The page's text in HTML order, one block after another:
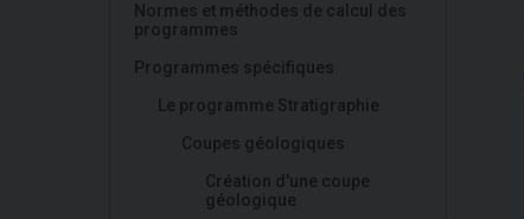
Normes et méthodes de calcul des
programmes
Programmes spécifiques
Le programme Stratigraphie
Coupes géologiques
Création d'une coupe
géologique